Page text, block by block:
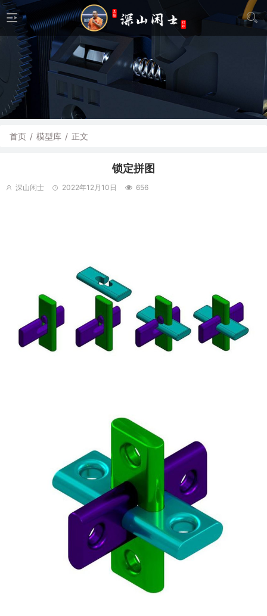
首页 / 模型库 / 正文
锁定拼图
深山闲士 2022年12月10日 656